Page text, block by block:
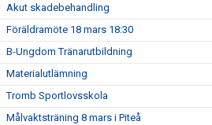
Akut skadebehandling
Föräldramöte 18 mars 18:30
B-Ungdom Tränarutbildning
Materialutlämning
Tromb Sportlovsskola
Målvaktsträning 8 mars i Piteå